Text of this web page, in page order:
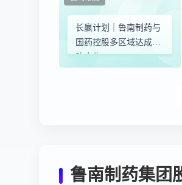
长赢计划｜鲁南制药与
国药控股多区域达成战
略合作
鲁南制药集团